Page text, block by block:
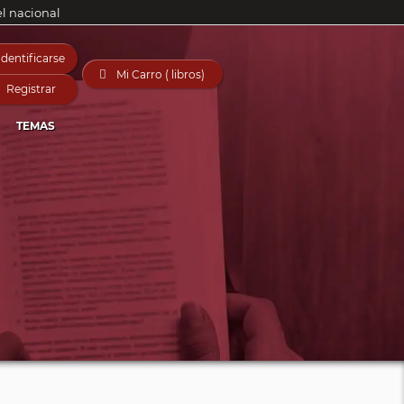
nacional
Registrar
 Mi Carro ( libros)
TEMAS